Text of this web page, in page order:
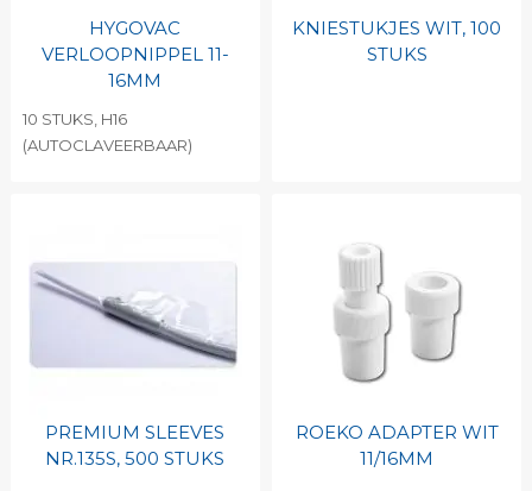
HYGOVAC
VERLOOPNIPPEL 11-
16MM
10 STUKS, H16
(AUTOCLAVEERBAAR)
KNIESTUKJES WIT, 100
STUKS
PREMIUM SLEEVES
NR.135S, 500 STUKS
ROEKO ADAPTER WIT
11/16MM